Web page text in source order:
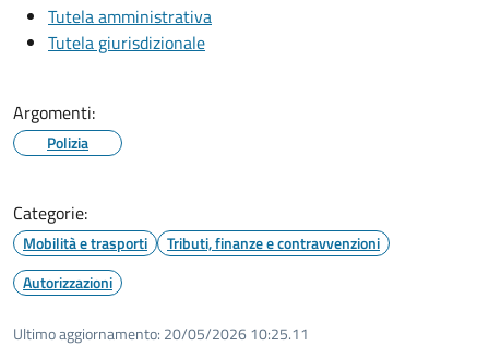
Tutela amministrativa
Tutela giurisdizionale
Argomenti:
Polizia
Categorie:
Mobilità e trasporti
Tributi, finanze e contravvenzioni
Autorizzazioni
Ultimo aggiornamento: 20/05/2026 10:25.11